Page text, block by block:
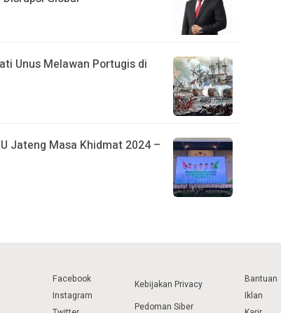
Unus Melawan Portugis di
Jateng Masa Khidmat 2024 –
Facebook
Instagram
Kebijakan Privacy
Pedoman Siber
Bantuan
Iklan